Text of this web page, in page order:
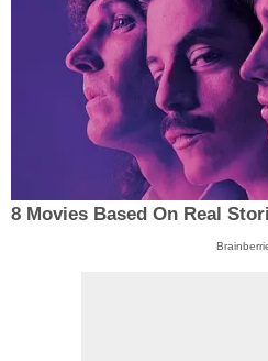
8 Movies Based On Real